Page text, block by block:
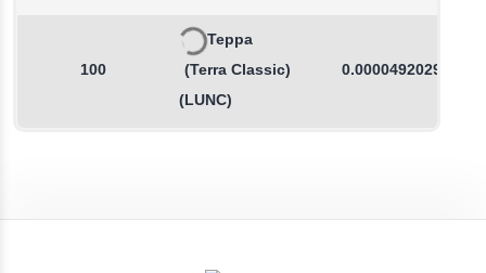
100
Терра
(Terra Classic)
(LUNC)
0.0000492029